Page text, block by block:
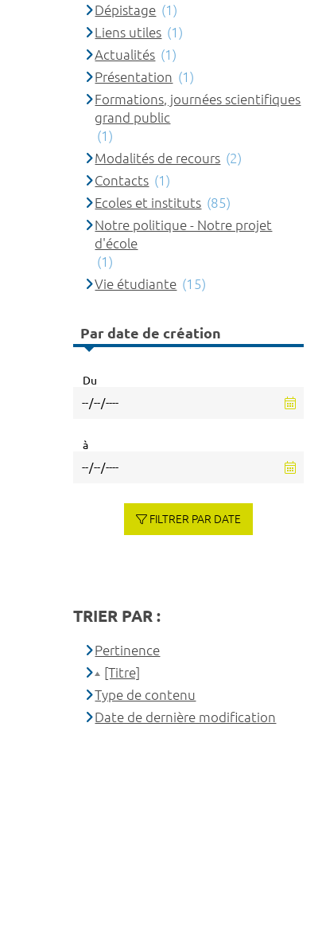
Dépistage (1)
Liens utiles (1)
Actualités (1)
Présentation (1)
Formations, journées scientifiques
grand public
(1)
Modalités de recours (2)
Contacts (1)
Ecoles et instituts (85)
Notre politique - Notre projet
d'école
(1)
Vie étudiante (15)
Par date de création
Du
à
FILTRER PAR DATE
TRIER PAR :
Pertinence
[Titre]
Type de contenu
Date de dernière modification